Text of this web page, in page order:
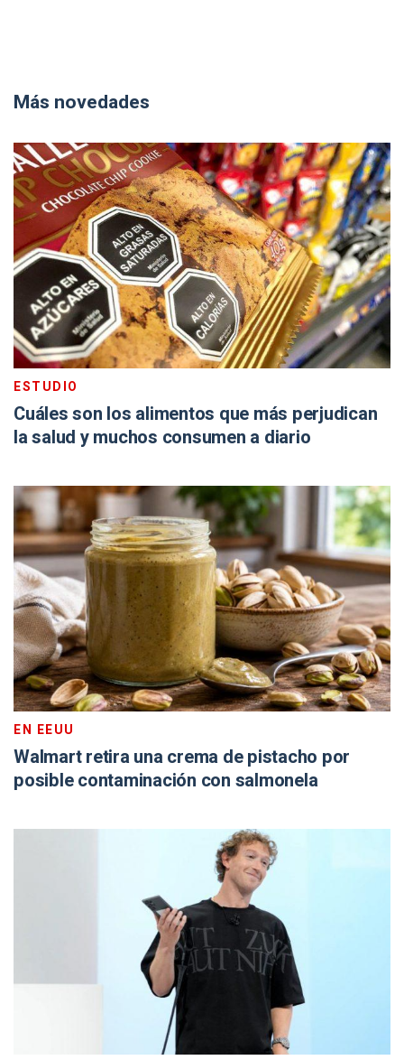
Más novedades
ESTUDIO
Cuáles son los alimentos que más perjudican
la salud y muchos consumen a diario
EN EEUU
Walmart retira una crema de pistacho por
posible contaminación con salmonela